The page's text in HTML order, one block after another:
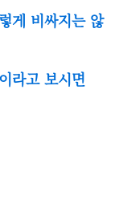
게 비싸지는 않
라고 보시면